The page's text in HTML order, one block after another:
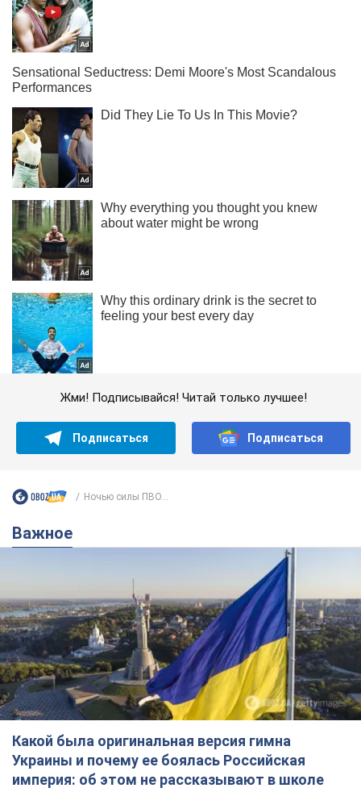
Жми! Подписывайся! Читай только лучшее!
Подписаться Подписаться
Ночью силы ПВО...
Важное
Какой была оригинальная версия гимна
Украины и почему ее боялась Российская
империя: об этом не рассказывают в школе